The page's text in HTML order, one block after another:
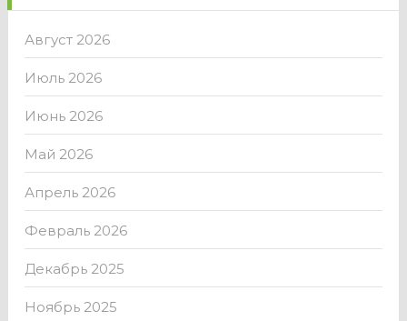
Август 2026
Июль 2026
Июнь 2026
Май 2026
Апрель 2026
Февраль 2026
Декабрь 2025
Ноябрь 2025